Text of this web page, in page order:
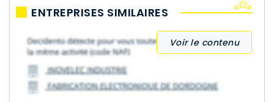
ENTREPRISES SIMILAIRES
Voir le contenu